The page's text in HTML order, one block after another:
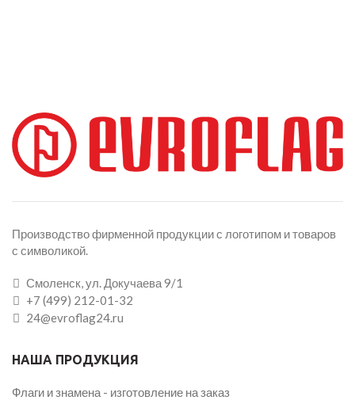
Производство фирменной продукции с логотипом и товаров
с символикой.
Смоленск, ул. Докучаева 9/1
+7 (499) 212-01-32
24@evroflag24.ru
НАША ПРОДУКЦИЯ
Флаги и знамена - изготовление на заказ